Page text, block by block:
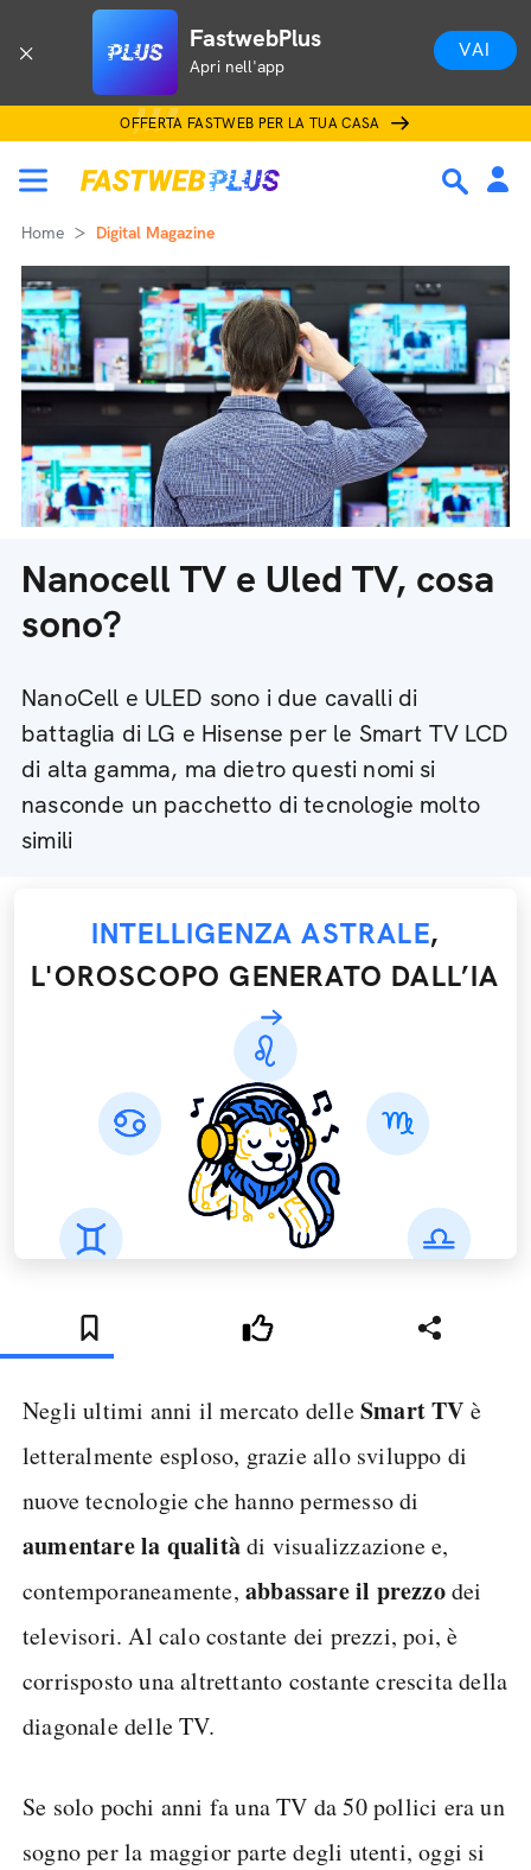
FastwebPlus
Apri nell'app
VAI
OFFERTA FASTWEB PER LA TUA CASA
Home Digital Magazine
Nanocell TV e Uled TV, cosa
sono?
NanoCell e ULED sono i due cavalli di
battaglia di LG e Hisense per le Smart TV LCD
di alta gamma, ma dietro questi nomi si
nasconde un pacchetto di tecnologie molto
simili
INTELLIGENZA ASTRALE,
L'OROSCOPO GENERATO DALL’IA
Negli ultimi anni il mercato delleSmart TV è
letteralmente esploso, grazie allo sviluppo di
nuove tecnologie che hanno permesso di
aumentare la qualitàdi visualizzazione e,
contemporaneamente, abbassare il prezzodei
televisori. Al calo costante dei prezzi, poi, è
corrisposto una altrettanto costante crescita della
diagonale delle TV.
Se solo pochi anni fa una TV da 50 pollici era un
sogno per la maggior parte degli utenti, oggi si